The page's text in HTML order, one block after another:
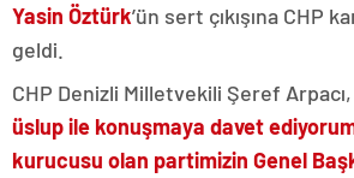
Yasin Öztürk’ün sert çıkışına CHP
geldi.
CHP Denizli Milletvekili Şeref Arpacı,
üslup ile konuşmaya davet
kurucusu olan partimizin Genel